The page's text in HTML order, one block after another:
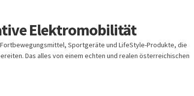
Elektromobilität
Sportgeräte und LifeStyle-Produkte, die
Das alles von einem echten und realen österreichischen